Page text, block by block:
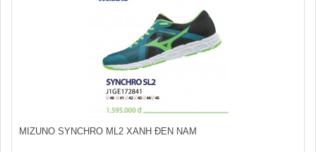
MIZUNO SYNCHRO ML2 XANH ĐEN NAM